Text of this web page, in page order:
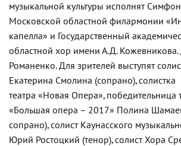
музыкальной культуры исполнят
Московской областной филармонии
капелла» и Государственный
областной хор имени А.Д.
Романенко. Для зрителей выступят
Екатерина Смолина (сопрано), солистка
театра «Новая Опера», победительница
«Большая опера – 2017» Полина
сопрано), солист Каунасского
Юрий Ростоцкий (тенор), солист Хора